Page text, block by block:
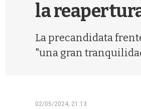
la
La precandidata
"una gran
02/05/2024, 21:13